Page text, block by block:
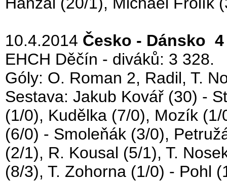
10.4.2014 Česko - Dánsko
EHCH Děčín - diváků: 3 328.
Góly: O. Roman 2, Radil, T.
Sestava: Jakub Kovář (30) -
(1/0), Kudělka (7/0), Mozík
(6/0) - Smoleňák (3/0),
(2/1), R. Kousal (5/1), T.
(8/3), T. Zohorna (1/0) - Pohl